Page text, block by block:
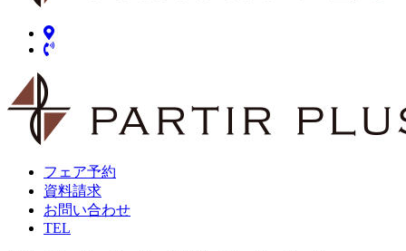
フェア予約
資料請求
お問い合わせ
TEL